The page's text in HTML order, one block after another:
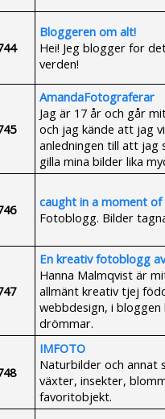
Bloggeren om alt!
Hei! Jeg blogger for
verden!
AmandaFotograferar
Jag är 17 år och går
och jag kände att jag
anledningen till att jag
gilla mina bilder lika
caught in a moment
Fotoblogg. Bilder
En kreativ fotoblogg
Hanna Malmqvist är
allmänt kreativ tjej
webbdesign, i
drömmar.
IMFOTO
Naturbilder och annat
växter, insekter,
favoritobjekt.